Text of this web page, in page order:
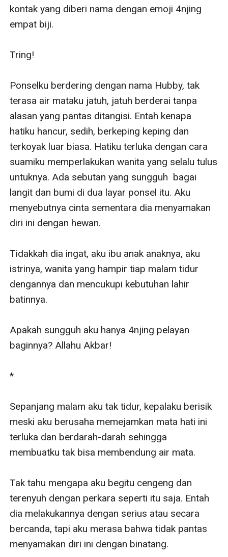
kontak yang diberi nama dengan emoji 4njing
empat biji.
Tring!
Ponselku berdering dengan nama Hubby, tak
terasa air mataku jatuh, jatuh berderai tanpa
alasan yang pantas ditangisi. Entah kenapa
hatiku hancur, sedih, berkeping keping dan
terkoyak luar biasa. Hatiku terluka dengan cara
suamiku memperlakukan wanita yang selalu tulus
untuknya. Ada sebutan yang sungguh  bagai
langit dan bumi di dua layar ponsel itu. Aku
menyebutnya cinta sementara dia menyamakan
diri ini dengan hewan.
Tidakkah dia ingat, aku ibu anak anaknya, aku
istrinya, wanita yang hampir tiap malam tidur
dengannya dan mencukupi kebutuhan lahir
batinnya.
Apakah sungguh aku hanya 4njing pelayan
baginnya? Allahu Akbar!
*
Sepanjang malam aku tak tidur, kepalaku berisik
meski aku berusaha memejamkan mata hati ini
terluka dan berdarah-darah sehingga
membuatku tak bisa membendung air mata.
Tak tahu mengapa aku begitu cengeng dan
terenyuh dengan perkara seperti itu saja. Entah
dia melakukannya dengan serius atau secara
bercanda, tapi aku merasa bahwa tidak pantas
menyamakan diri ini dengan binatang.